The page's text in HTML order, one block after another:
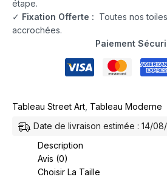
étape.
✓ Fixation Offerte : Toutes nos
accrochées.
Paiement
Tableau Street Art Tableau Moderne
Date de livraison estimée : 14/
Description
Avis (0)
Choisir La Taille